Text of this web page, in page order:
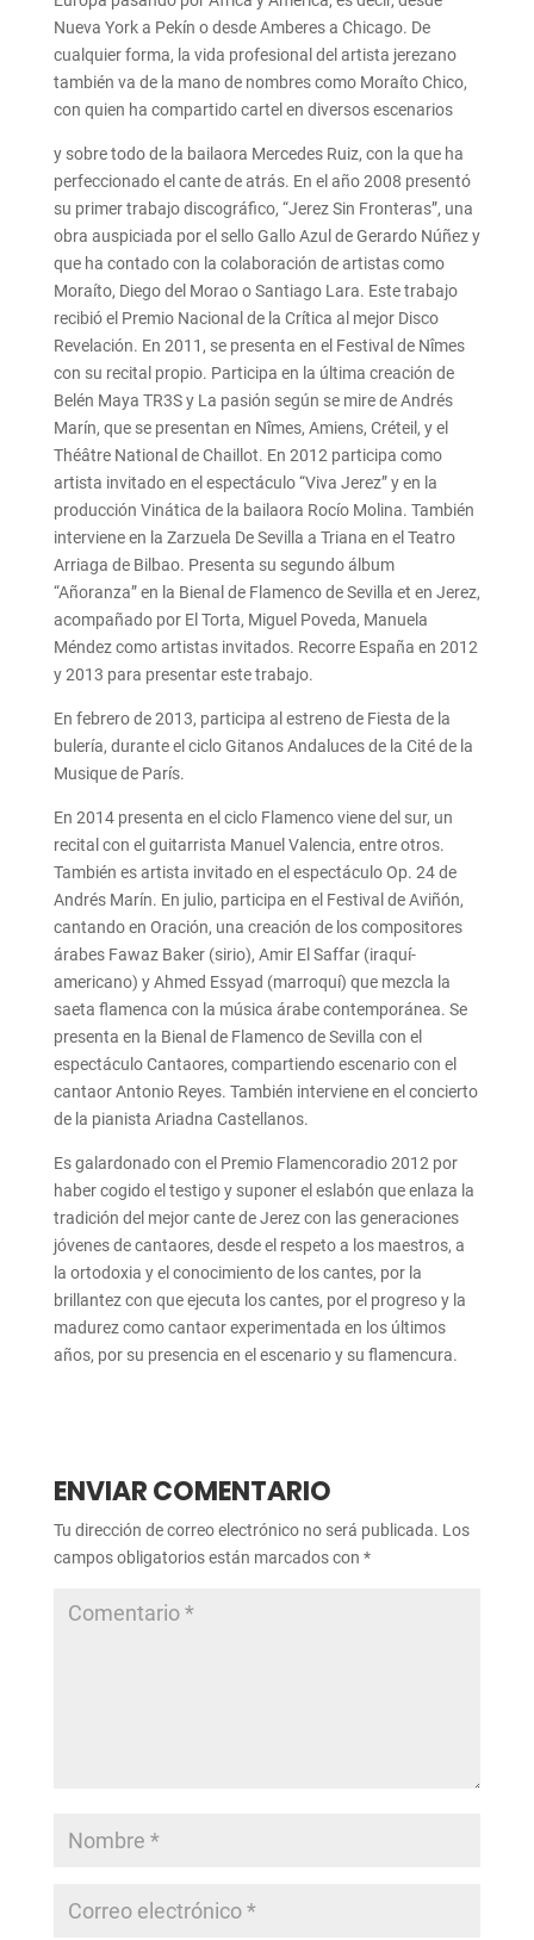
Nueva York a Pekín o desde Amberes a Chicago. De
cualquier forma, la vida profesional del artista jerezano
también va de la mano de nombres como Moraíto Chico,
con quien ha compartido cartel en diversos escenarios
y sobre todo de la bailaora Mercedes Ruiz, con la que ha
perfeccionado el cante de atrás. En el año 2008 presentó
su primer trabajo discográfico, “Jerez Sin Fronteras”, una
obra auspiciada por el sello Gallo Azul de Gerardo Núñez y
que ha contado con la colaboración de artistas como
Moraíto, Diego del Morao o Santiago Lara. Este trabajo
recibió el Premio Nacional de la Crítica al mejor Disco
Revelación. En 2011, se presenta en el Festival de Nîmes
con su recital propio. Participa en la última creación de
Belén Maya TR3S y La pasión según se mire de Andrés
Marín, que se presentan en Nîmes, Amiens, Créteil, y el
Théâtre National de Chaillot. En 2012 participa como
artista invitado en el espectáculo “Viva Jerez” y en la
producción Vinática de la bailaora Rocío Molina. También
interviene en la Zarzuela De Sevilla a Triana en el Teatro
Arriaga de Bilbao. Presenta su segundo álbum
“Añoranza” en la Bienal de Flamenco de Sevilla et en Jerez,
acompañado por El Torta, Miguel Poveda, Manuela
Méndez como artistas invitados. Recorre España en 2012
y 2013 para presentar este trabajo.
En febrero de 2013, participa al estreno de Fiesta de la
bulería, durante el ciclo Gitanos Andaluces de la Cité de la
Musique de París.
En 2014 presenta en el ciclo Flamenco viene del sur, un
recital con el guitarrista Manuel Valencia, entre otros.
También es artista invitado en el espectáculo Op. 24 de
Andrés Marín. En julio, participa en el Festival de Aviñón,
cantando en Oración, una creación de los compositores
árabes Fawaz Baker (sirio), Amir El Saffar (iraquí-
americano) y Ahmed Essyad (marroquí) que mezcla la
saeta flamenca con la música árabe contemporánea. Se
presenta en la Bienal de Flamenco de Sevilla con el
espectáculo Cantaores, compartiendo escenario con el
cantaor Antonio Reyes. También interviene en el concierto
de la pianista Ariadna Castellanos.
Es galardonado con el Premio Flamencoradio 2012 por
haber cogido el testigo y suponer el eslabón que enlaza la
tradición del mejor cante de Jerez con las generaciones
jóvenes de cantaores, desde el respeto a los maestros, a
la ortodoxia y el conocimiento de los cantes, por la
brillantez con que ejecuta los cantes, por el progreso y la
madurez como cantaor experimentada en los últimos
años, por su presencia en el escenario y su flamencura.
ENVIAR COMENTARIO
Tu dirección de correo electrónico no será publicada. Los
campos obligatorios están marcados con *